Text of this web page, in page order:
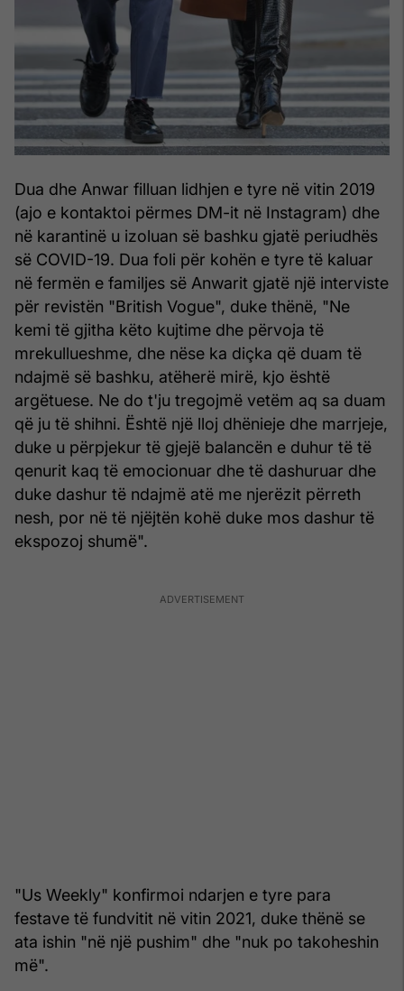
Dua dhe Anwar filluan lidhjen e tyre në vitin 2019
(ajo e kontaktoi përmes DM-it në Instagram) dhe
në karantinë u izoluan së bashku gjatë periudhës
së COVID-19. Dua foli për kohën e tyre të kaluar
në fermën e familjes së Anwarit gjatë një interviste
për revistën "British Vogue", duke thënë, "Ne
kemi të gjitha këto kujtime dhe përvoja të
mrekullueshme, dhe nëse ka diçka që duam të
ndajmë së bashku, atëherë mirë, kjo është
argëtuese. Ne do t'ju tregojmë vetëm aq sa duam
që ju të shihni. Është një lloj dhënieje dhe marrjeje,
duke u përpjekur të gjejë balancën e duhur të të
qenurit kaq të emocionuar dhe të dashuruar dhe
duke dashur të ndajmë atë me njerëzit përreth
nesh, por në të njëjtën kohë duke mos dashur të
ekspozoj shumë".
"Us Weekly" konfirmoi ndarjen e tyre para
festave të fundvitit në vitin 2021, duke thënë se
ata ishin "në një pushim" dhe "nuk po takoheshin
më".